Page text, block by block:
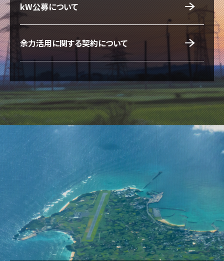
kW公募について
余力活用に関する契約について